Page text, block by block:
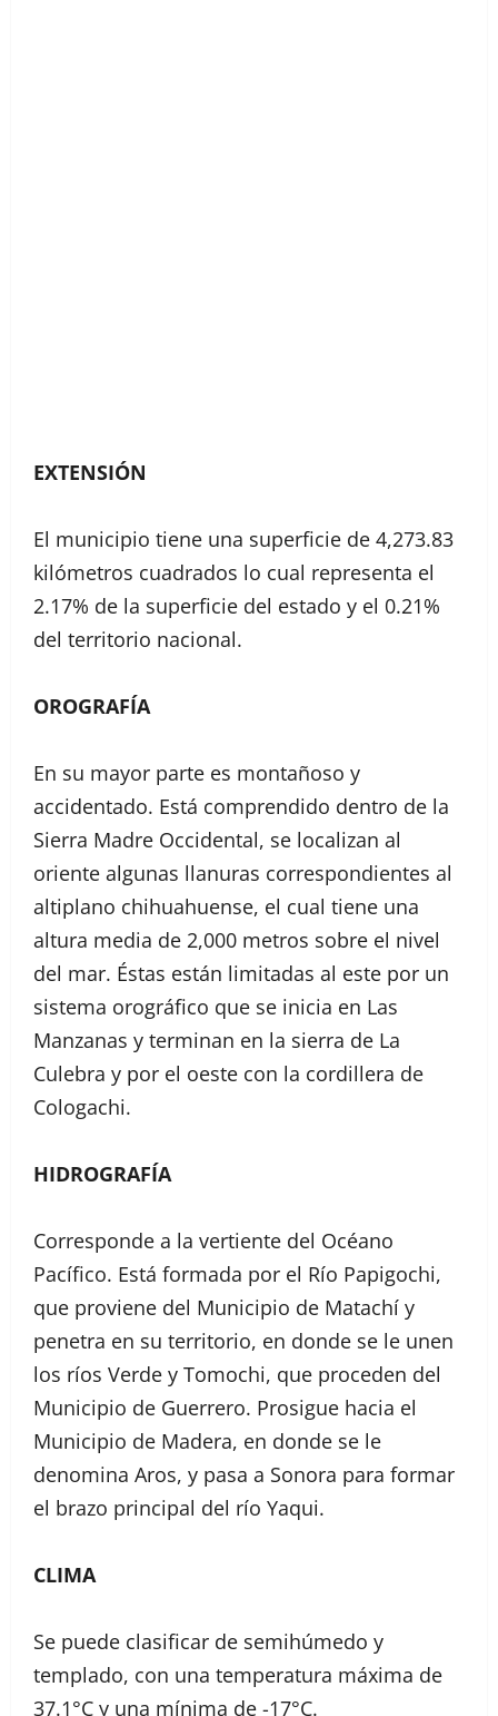
EXTENSIÓN
El municipio tiene una superficie de 4,273.83
kilómetros cuadrados lo cual representa el
2.17% de la superficie del estado y el 0.21%
del territorio nacional.
OROGRAFÍA
En su mayor parte es montañoso y
accidentado. Está comprendido dentro de la
Sierra Madre Occidental, se localizan al
oriente algunas llanuras correspondientes al
altiplano chihuahuense, el cual tiene una
altura media de 2,000 metros sobre el nivel
del mar. Éstas están limitadas al este por un
sistema orográfico que se inicia en Las
Manzanas y terminan en la sierra de La
Culebra y por el oeste con la cordillera de
Cologachi.
HIDROGRAFÍA
Corresponde a la vertiente del Océano
Pacífico. Está formada por el Río Papigochi,
que proviene del Municipio de Matachí y
penetra en su territorio, en donde se le unen
los ríos Verde y Tomochi, que proceden del
Municipio de Guerrero. Prosigue hacia el
Municipio de Madera, en donde se le
denomina Aros, y pasa a Sonora para formar
el brazo principal del río Yaqui.
CLIMA
Se puede clasificar de semihúmedo y
templado, con una temperatura máxima de
37.1°C y una mínima de -17°C.